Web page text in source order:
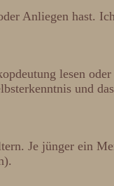
Anliegen hast.
lesen
und
Je jünger ein